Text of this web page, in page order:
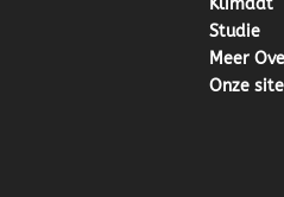
Klimaat
Studie
Meer
Onze